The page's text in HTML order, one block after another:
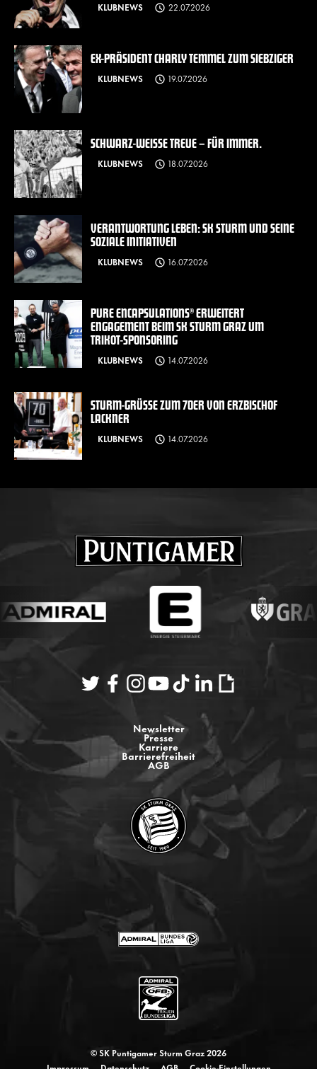
KLUBNEWS 22.07.2026
EX-PRÄSIDENT CHARLY TEMMEL ZUM SIEBZIGER
KLUBNEWS 19.07.2026
SCHWARZ-WEISSE TREUE – FÜR IMMER.
KLUBNEWS 18.07.2026
VERANTWORTUNG LEBEN: SK STURM UND SEINE
SOZIALE INITIATIVEN
KLUBNEWS 16.07.2026
PURE ENCAPSULATIONS® ERWEITERT
ENGAGEMENT BEIM SK STURM GRAZ UM
TRIKOT-SPONSORING
KLUBNEWS 14.07.2026
STURM-GRÜSSE ZUM 70ER VON ERZBISCHOF L
ACKNER
KLUBNEWS 14.07.2026
Newsletter
Presse
Karriere
Barrierefreiheit
AGB
© SK Puntigamer Sturm Graz 2026